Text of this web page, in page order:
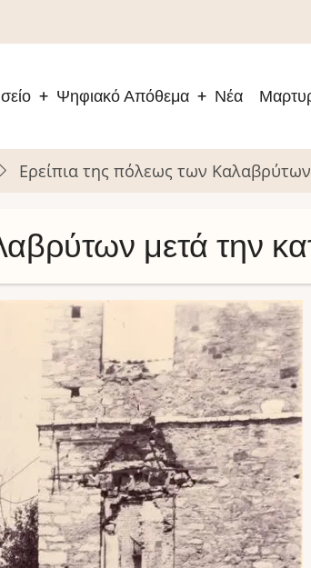
Ψηφιακό Απόθεμα Νέα
Ερείπια της πόλεως των
μετά την